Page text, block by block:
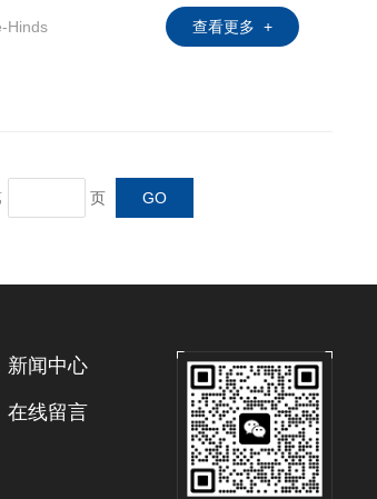
Hinds 查看更多 +
页
新闻中心
在线留言